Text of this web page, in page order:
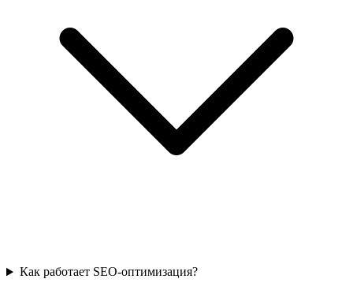
Как работает SEO-оптимизация?